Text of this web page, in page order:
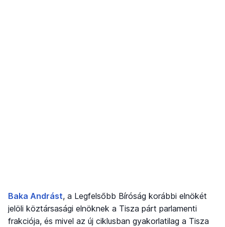
Baka Andrást, a Legfelsőbb Bíróság korábbi elnökét
jelöli köztársasági elnöknek a Tisza párt parlamenti
frakciója, és mivel az új ciklusban gyakorlatilag a Tisza